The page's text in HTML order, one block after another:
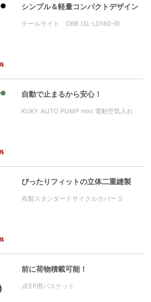
シンプル＆軽量コンパクトデザイン
テールライト ORB (SL-LD160-R)
自動で止まるから安心！
KUKY AUTO PUMP mini 電動空気入れ
ぴったりフィットの立体二重縫製
布製スタンダードサイクルカバー S
前に荷物積載可能！
JEEP用バスケット